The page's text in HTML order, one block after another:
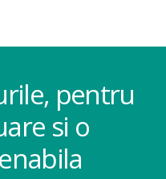
pentru
si o